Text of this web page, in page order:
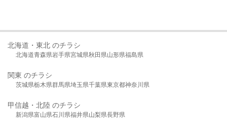
北海道・東北 のチラシ
北海道青森県岩手県宮城県秋田県山形県福島県
関東 のチラシ
茨城県栃木県群馬県埼玉県千葉県東京都神奈川県
甲信越・北陸 のチラシ
新潟県富山県石川県福井県山梨県長野県